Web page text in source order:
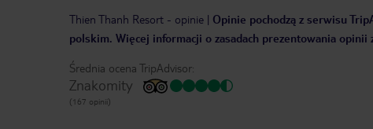
Thien Thanh Resort - opinie | Opinie pochodzą z serwisu
polskim. Więcej informacji o zasadach prezentowania opinii
Średnia ocena TripAdvisor:
Znakomity
(167 opinii)